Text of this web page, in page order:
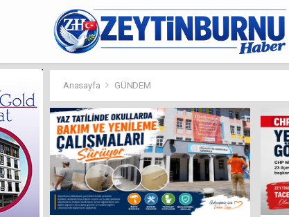
Anasayfa GÜNDEM